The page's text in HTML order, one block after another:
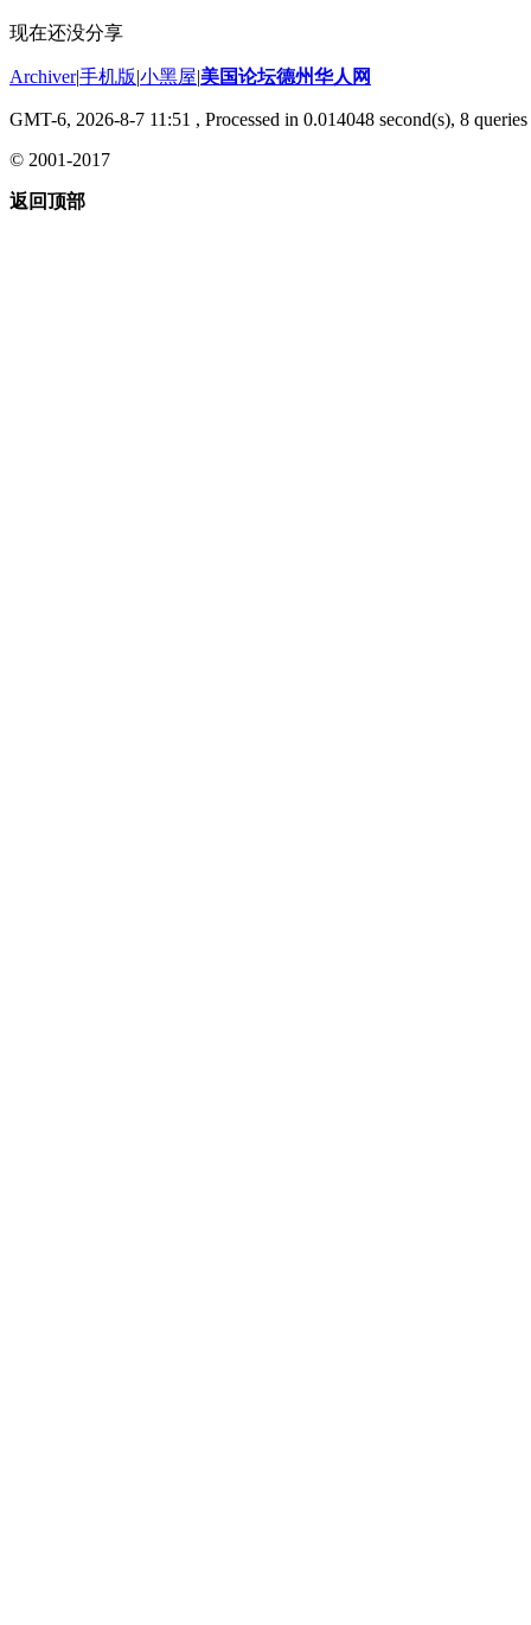
现在还没分享
Archiver|手机版|小黑屋|美国论坛德州华人网
GMT-6, 2026-8-7 11:51 , Processed in 0.014048 second(s), 8 queries
© 2001-2017
返回顶部